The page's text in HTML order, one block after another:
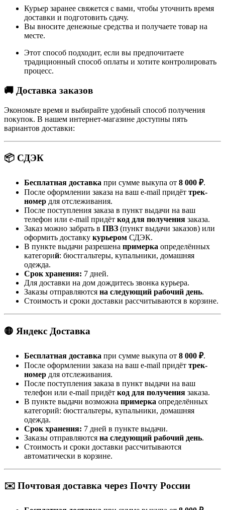
Курьер заранее свяжется с вами, чтобы уточнить время
доставки и подготовить сдачу.
Вы вносите денежные средства и получаете товар на
месте.
Этот способ подходит, если вы предпочитаете
традиционный способ оплаты и хотите контролировать
процесс.
🚚 Доставка заказов
Экономьте время и выбирайте удобный способ получения
покупок. В нашем интернет-магазине доступны пять
вариантов доставки:
📦 СДЭК
Бесплатная доставка при сумме выкупа от 8 000 ₽.
После оформлении заказа на ваш e-mail придёт трек-
номер для отслеживания.
После поступления заказа в пункт выдачи на ваш
телефон или e-mail придёт код для получения заказа.
Заказ можно забрать в ПВЗ (пункт выдачи заказов) или
оформить доставку курьером СДЭК.
В пункте выдачи разрешена примерка определённых
категорий: бюстгальтеры, купальники, домашняя
одежда.
Срок хранения: 7 дней.
Для доставки на дом дождитесь звонка курьера.
Заказы отправляются на следующий рабочий день.
Стоимость и сроки доставки рассчитываются в корзине.
🟡 Яндекс Доставка
Бесплатная доставка при сумме выкупа от 8 000 ₽.
После оформлении заказа на ваш e-mail придёт трек-
номер для отслеживания.
После поступления заказа в пункт выдачи на ваш
телефон или e-mail придёт код для получения заказа.
В пункте выдачи возможна примерка определённых
категорий: бюстгальтеры, купальники, домашняя
одежда.
Срок хранения: 7 дней в пункте выдачи.
Заказы отправляются на следующий рабочий день.
Стоимость и сроки доставки рассчитываются
автоматически в корзине.
✉️ Почтовая доставка через Почту России